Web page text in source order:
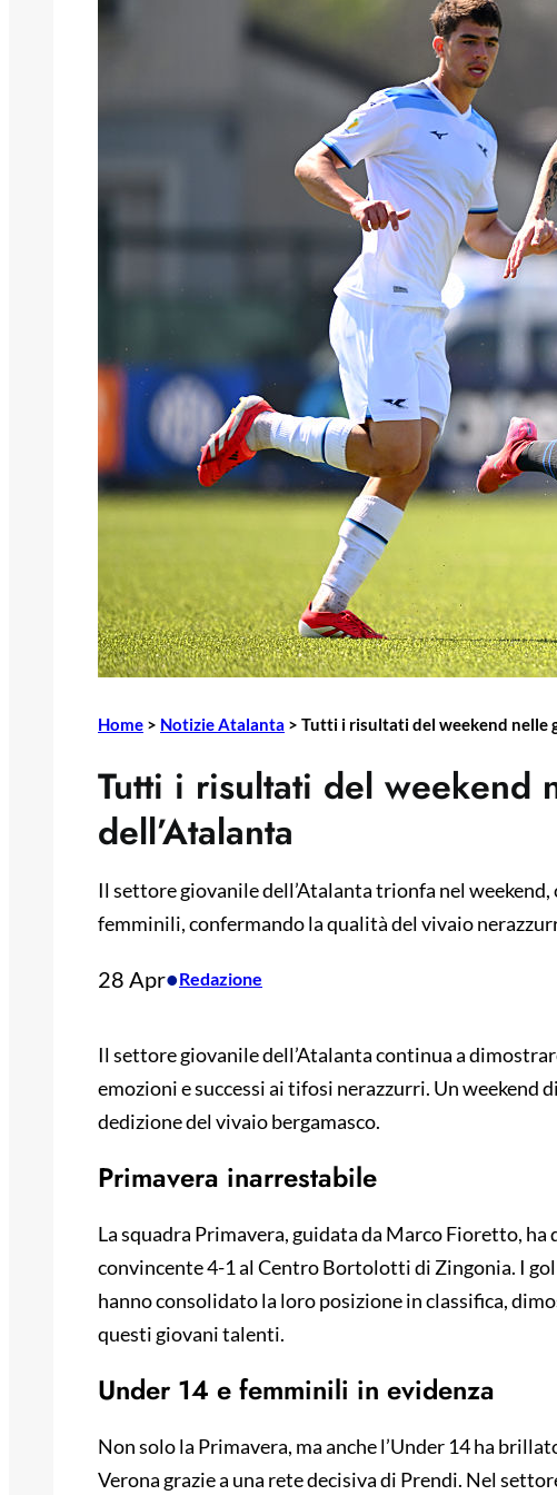
Home > Notizie Atalanta > Tutti i risultati del weekend nelle
Tutti i risultati del weekend
dell’Atalanta
Il settore giovanile dell’Atalanta trionfa nel weekend,
femminili, confermando la qualità del vivaio
28 Apr•Redazione
Il settore giovanile dell’Atalanta continua a
emozioni e successi ai tifosi nerazzurri. Un weekend
dedizione del vivaio bergamasco.
Primavera inarrestabile
La squadra Primavera, guidata da Marco Fioretto, ha
convincente 4-1 al Centro Bortolotti di Zingonia. I
hanno consolidato la loro posizione in classifica,
questi giovani talenti.
Under 14 e femminili in evidenza
Non solo la Primavera, ma anche l’Under 14 ha
Verona grazie a una rete decisiva di Prendi. Nel